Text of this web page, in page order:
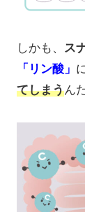
しかも、 ス
「リン酸」
てしまうん